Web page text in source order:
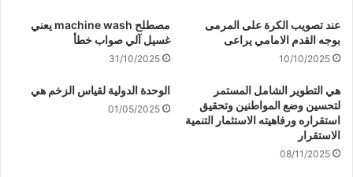
عند تصويب الكرة على المرمى
بوجه القدم الامامي يراعى
10/10/2025
مصطلح machine wash يعني
غسيل آلي صواب خطأ
31/10/2025
هي التطوير الشامل المستمر
لتحسين وضع المواطنين وتحقيق
استقراره ورفاهيته الاستثمار التنمية
الاستقرار
08/11/2025
الوحدة الدولية لقياس الزخم هي
01/05/2025